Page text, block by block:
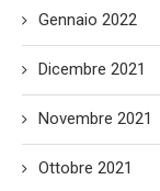
Gennaio 2022
Dicembre 2021
Novembre 2021
Ottobre 2021